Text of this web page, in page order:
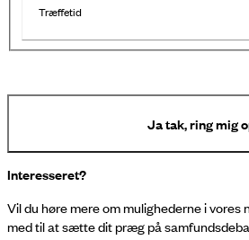
Træffetid
Ja tak, ring mig
Interesseret?
Vil du høre mere om mulighederne i
med til at sætte dit præg på